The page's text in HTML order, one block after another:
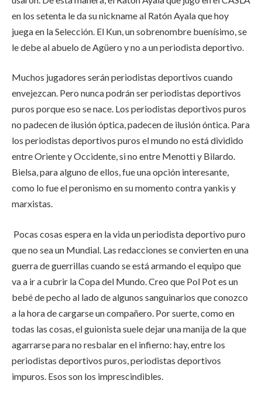
en los setenta le da su nickname al Ratón Ayala que hoy
juega en la Selección. El Kun, un sobrenombre buenísimo, se
le debe al abuelo de Agüero y no a un periodista deportivo.
Muchos jugadores serán periodistas deportivos cuando
envejezcan. Pero nunca podrán ser periodistas deportivos
puros porque eso se nace. Los periodistas deportivos puros
no padecen de ilusión óptica, padecen de ilusión óntica. Para
los periodistas deportivos puros el mundo no está dividido
entre Oriente y Occidente, si no entre Menotti y Bilardo.
Bielsa, para alguno de ellos, fue una opción interesante,
como lo fue el peronismo en su momento contra yankis y
marxistas.
Pocas cosas espera en la vida un periodista deportivo puro
que no sea un Mundial. Las redacciones se convierten en una
guerra de guerrillas cuando se está armando el equipo que
va a ir a cubrir la Copa del Mundo. Creo que Pol Pot es un
bebé de pecho al lado de algunos sanguinarios que conozco
a la hora de cargarse un compañero. Por suerte, como en
todas las cosas, el guionista suele dejar una manija de la que
agarrarse para no resbalar en el infierno: hay, entre los
periodistas deportivos puros, periodistas deportivos
impuros. Esos son los imprescindibles.